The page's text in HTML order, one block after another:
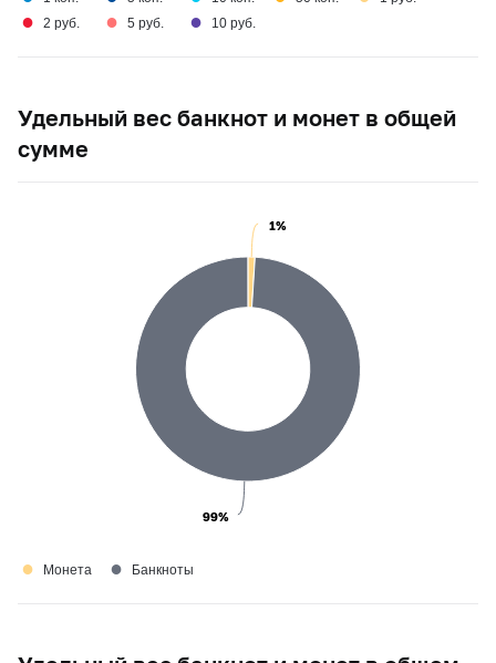
● 2 руб. ● 5 руб. ● 10 руб.
Удельный вес банкнот и монет в общей
сумме
1%
1%
99%
99%
● Монета ● Банкноты